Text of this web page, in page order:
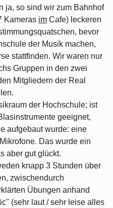
ja, so sind wir zum Bahnhof
Kameras im Cafe) leckeren
bevor
der Musik machen,
stattfinden. Wir waren nur
Gruppen in den zwei
Mitgliedern der Real
der Hochschule; ist
geeignet,
aufgebaut wurde: eine
Das wurde ein
aber gut glückt.
knapp 3 Stunden über
zwischendurch
Übungen anhand
(sehr laut / sehr leise alles